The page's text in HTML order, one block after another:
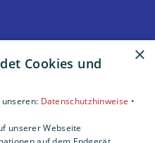
×
Cookies und
Datenschutzhinweise •
unserer Webseite